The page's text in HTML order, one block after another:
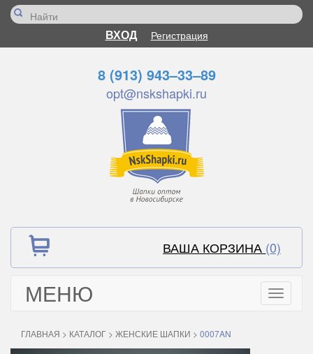
ВХОД Регистрация
8 (913) 943–33–89
opt@nskshapki.ru
ВАША КОРЗИНА (0)
МЕНЮ
Toggle
ГЛАВНАЯ > КАТАЛОГ > ЖЕНСКИЕ ШАПКИ > 0007AN